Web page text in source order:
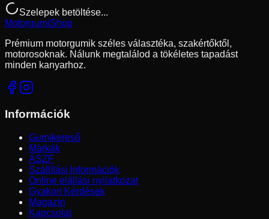
Szelepek betöltése...
MotorgumiShop
Prémium motorgumik széles választéka, szakértőktől,
motorosoknak. Nálunk megtalálod a tökéletes tapadást
minden kanyarhoz.
Információk
Gumikereső
Márkák
ÁSZF
Szállítási Információk
Online elállási nyilatkozat
Gyakori Kérdések
Magazin
Kapcsolat